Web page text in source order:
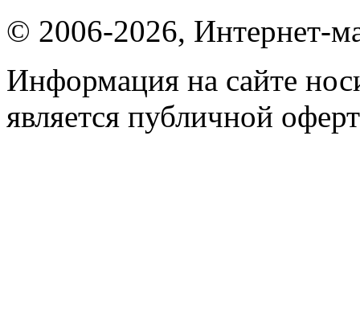
© 2006-2026, Интернет-
Информация на сайте
является публичной